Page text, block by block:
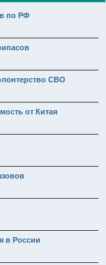
по РФ
СВО
от Китая
в России